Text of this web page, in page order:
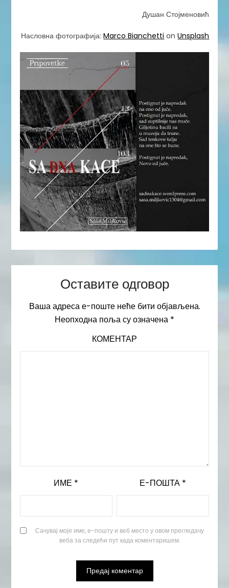
Душан Стојменовић
Насловна фотографија:Marco Bianchetti onUnsplash
Оставите одговор
Ваша адреса е-поште неће бити објављена.
Неопходна поља су означена *
КОМЕНТАР
ИМЕ * Е-ПОШТА *
Сачувај моје име, е-пошту и веб место у овом прегледачу
веба за следећи пут када коментаришем.